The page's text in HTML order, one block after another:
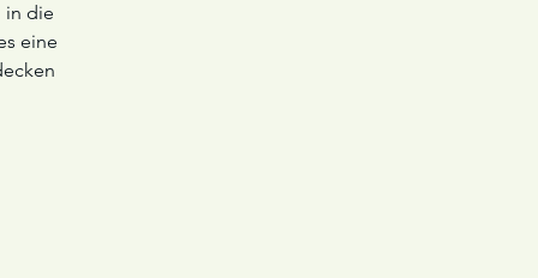
in die
eine